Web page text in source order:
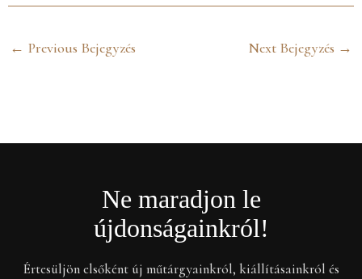
← Previous Bejegyzés Next Bejegyzés →
Ne maradjon le
újdonságainkról!
Értesüljön elsőként új műtárgyainkról, kiállításainkról és